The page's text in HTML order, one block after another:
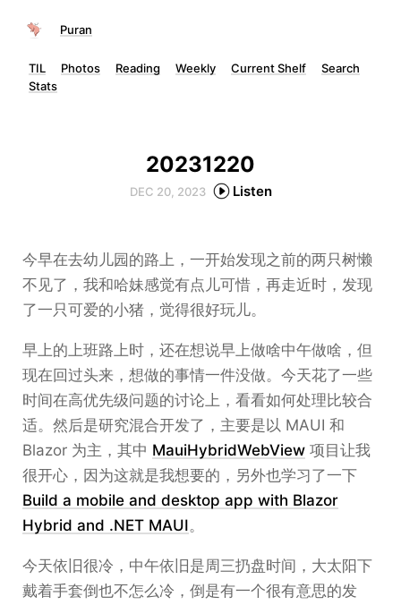
Puran
TIL Photos Reading Weekly Current Shelf
Search
Stats
20231220
DEC 20, 2023 Listen
今早在去幼儿园的路上，一开始发现之前的两只树懒
不见了，我和哈妹感觉有点儿可惜，再走近时，发现
了一只可爱的小猪，觉得很好玩儿。
早上的上班路上时，还在想说早上做啥中午做啥，但
现在回过头来，想做的事情一件没做。今天花了一些
时间在高优先级问题的讨论上，看看如何处理比较合
适。然后是研究混合开发了，主要是以 MAUI 和
Blazor 为主，其中 MauiHybridWebView 项目让我
很开心，因为这就是我想要的，另外也学习了一下
Build a mobile and desktop app with Blazor
Hybrid and .NET MAUI。
今天依旧很冷，中午依旧是周三扔盘时间，大太阳下
戴着手套倒也不怎么冷，倒是有一个很有意思的发